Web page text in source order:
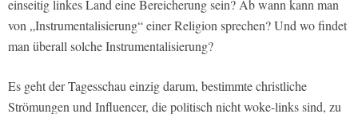
einseitig linkes Land eine Bereicherung sein? Ab wann kann man
von „Instrumentalisierung“ einer Religion sprechen? Und wo findet
man überall solche Instrumentalisierung?
Es geht der Tagesschau einzig darum, bestimmte christliche
Strömungen und Influencer, die politisch nicht woke-links sind, zu